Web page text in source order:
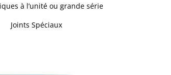
à l’unité ou grande série
Joints Spéciaux